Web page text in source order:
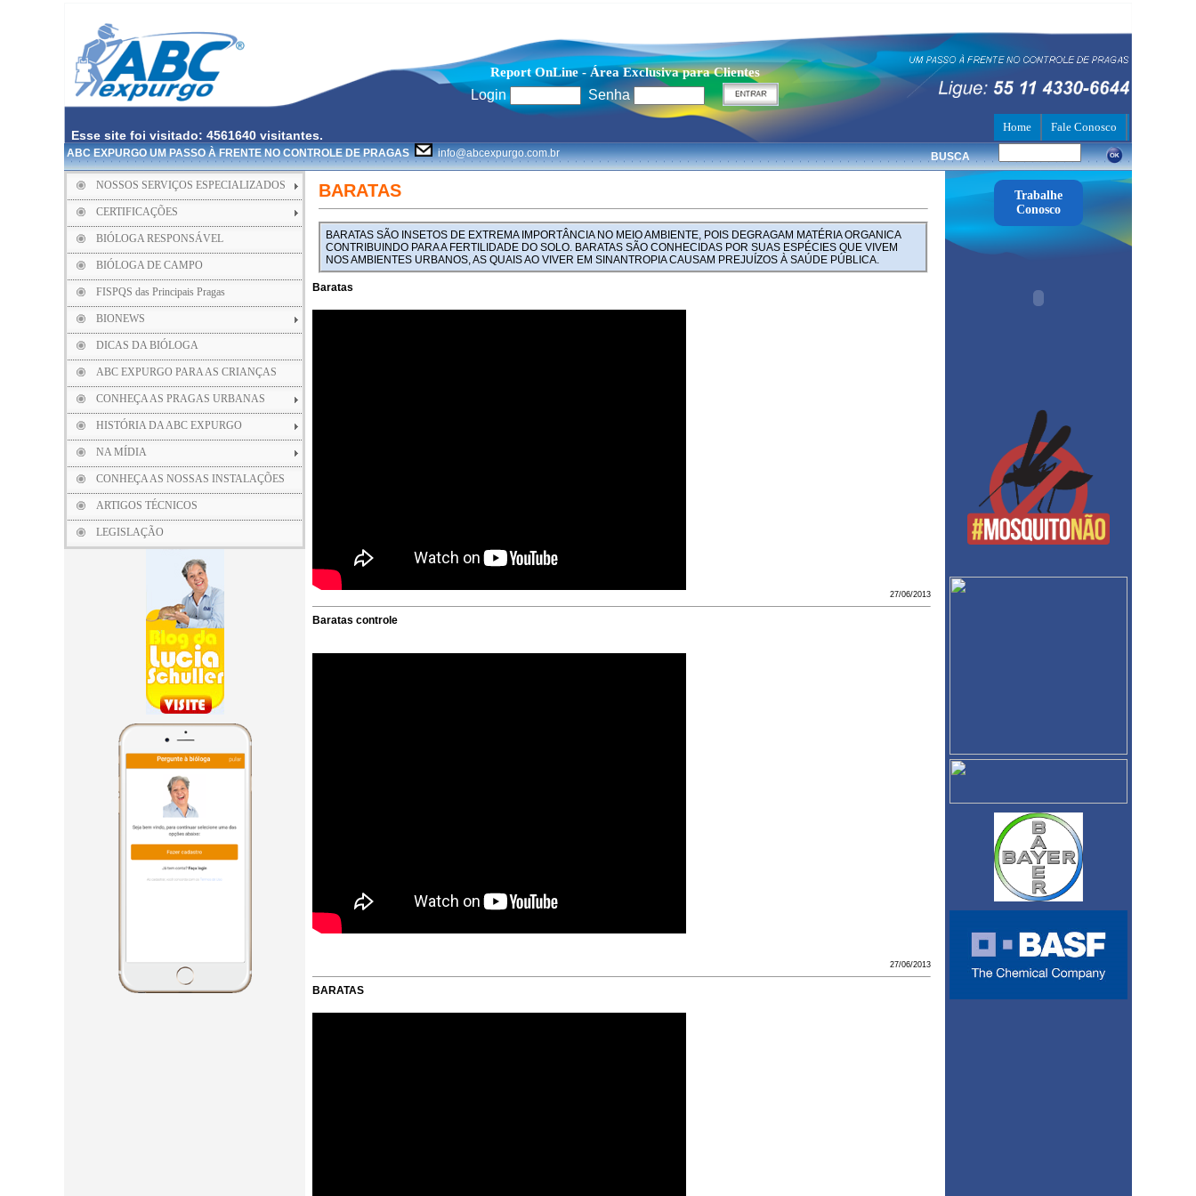
Esse site foi visitado: 4561640 visitantes.
Report OnLine - Área Exclusiva para Clientes
Login Senha
Home Fale Conosco
ABC EXPURGO UM PASSO À FRENTE NO CONTROLE DE PRAGAS info@abcexpurgo.com.br BUSCA
NOSSOS SERVIÇOS ESPECIALIZADOS
CERTIFICAÇÕES
BIÓLOGA RESPONSÁVEL
BIÓLOGA DE CAMPO
FISPQS das Principais Pragas
BIONEWS
DICAS DA BIÓLOGA
ABC EXPURGO PARA AS CRIANÇAS
CONHEÇA AS PRAGAS URBANAS
HISTÓRIA DA ABC EXPURGO
NA MÍDIA
CONHEÇA AS NOSSAS INSTALAÇÕES
ARTIGOS TÉCNICOS
LEGISLAÇÃO
BARATAS
BARATAS SÃO INSETOS DE EXTREMA IMPORTÂNCIA NO MEIO AMBIENTE, POIS DEGRAGAM MATÉRIA ORGANICA
CONTRIBUINDO PARA A FERTILIDADE DO SOLO. BARATAS SÃO CONHECIDAS POR SUAS ESPÉCIES QUE VIVEM
NOS AMBIENTES URBANOS, AS QUAIS AO VIVER EM SINANTROPIA CAUSAM PREJUÍZOS À SAÚDE PÚBLICA.
Baratas
27/06/2013
Baratas controle
27/06/2013
BARATAS
Trabalhe
Conosco